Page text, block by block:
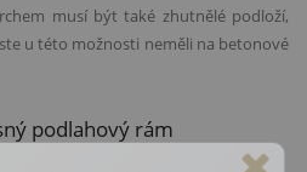
musí být také zhutnělé podloží,
u této možnosti neměli na betonové
podlahový rám